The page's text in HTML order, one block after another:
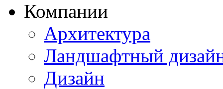
Компании
Архитектура
Ландшафтный
Дизайн